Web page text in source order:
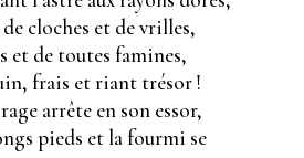
cloches et de vrilles,
et de toutes famines,
frais et riant trésor !
arrête en son essor,
pieds et la fourmi se